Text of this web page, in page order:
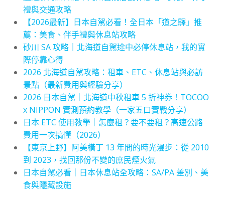
禮與交通攻略
【2026最新】日本自駕必看！全日本「道之驛」推
薦：美食、伴手禮與休息站攻略
砂川 SA 攻略｜北海道自駕途中必停休息站，我的實
際停靠心得
2026 北海道自駕攻略：租車、ETC、休息站與必訪
景點（最新費用與經驗分享）
2026 日本自駕｜北海道中秋租車 5 折神券！TOCOO
x NIPPON 實測預約教學（一家五口實戰分享）
日本 ETC 使用教學｜怎麼租？要不要租？高速公路
費用一次搞懂（2026）
【東京上野】阿美橫丁 13 年間的時光漫步：從 2010
到 2023，找回那份不變的庶民煙火氣
日本自駕必看｜日本休息站全攻略：SA/PA 差別、美
食與隱藏設施